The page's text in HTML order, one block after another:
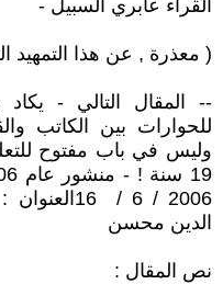
القراء عابري السبيل -
( معذرة , عن هذا التمهيد
-- المقال التالي -
للحوارات بين الكاتب
وليس في باب مفتوح
2006 / 6 /
الدين محسن
نص المقال :